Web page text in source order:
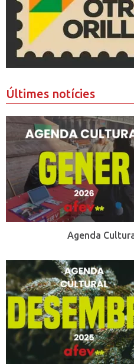
Últimes notícies
Agenda